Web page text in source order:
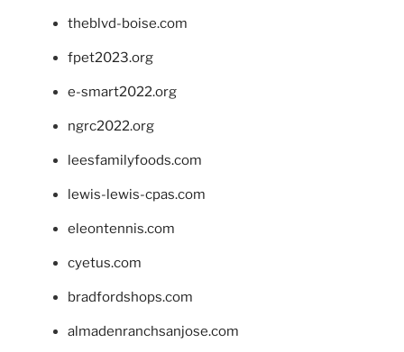
theblvd-boise.com
fpet2023.org
e-smart2022.org
ngrc2022.org
leesfamilyfoods.com
lewis-lewis-cpas.com
eleontennis.com
cyetus.com
bradfordshops.com
almadenranchsanjose.com